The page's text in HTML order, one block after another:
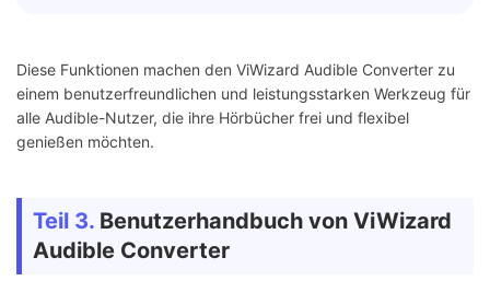
Diese Funktionen machen den ViWizard Audible Converter zu
einem benutzerfreundlichen und leistungsstarken Werkzeug für
alle Audible-Nutzer, die ihre Hörbücher frei und flexibel
genießen möchten.
Teil 3. Benutzerhandbuch von ViWizard
Audible Converter